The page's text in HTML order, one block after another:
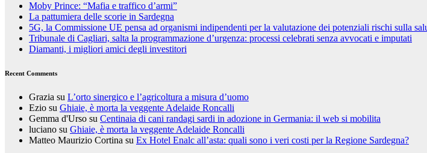
Moby Prince: “Mafia e traffico d’armi”
La pattumiera delle scorie in Sardegna
5G, la Commissione UE pensa ad organismi indipendenti per la valutazione dei potenziali rischi sulla
Tribunale di Cagliari, salta la programmazione d’urgenza: processi celebrati senza avvocati e imputati
Diamanti, i migliori amici degli investitori
Recent Comments
Grazia su L’orto sinergico e l’agricoltura a misura d’uomo
Ezio su Ghiaie, è morta la veggente Adelaide Roncalli
Gemma d'Urso su Centinaia di cani randagi sardi in adozione in Germania: il web si mobilita
luciano su Ghiaie, è morta la veggente Adelaide Roncalli
Matteo Maurizio Cortina su Ex Hotel Enalc all’asta: quali sono i veri costi per la Regione Sardegna?